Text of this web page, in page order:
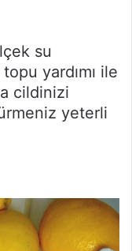
su
topu yardımı ile
cildinizi
yeterli